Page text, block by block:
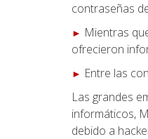
contraseñas
► Mientras
ofrecieron
► Entre las
Las grandes
informáticos,
debido a